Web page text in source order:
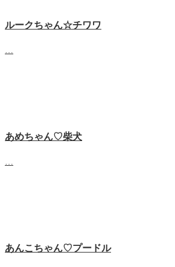
ルークちゃん☆チワワ
あめちゃん♡‬柴犬
あんこちゃん♡‬プードル